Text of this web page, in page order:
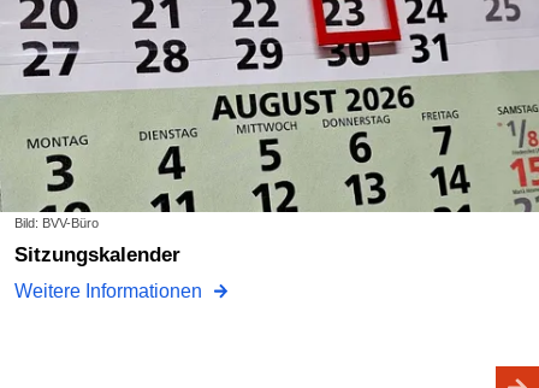
Bild: BVV-Büro
Sitzungskalender
Weitere Informationen